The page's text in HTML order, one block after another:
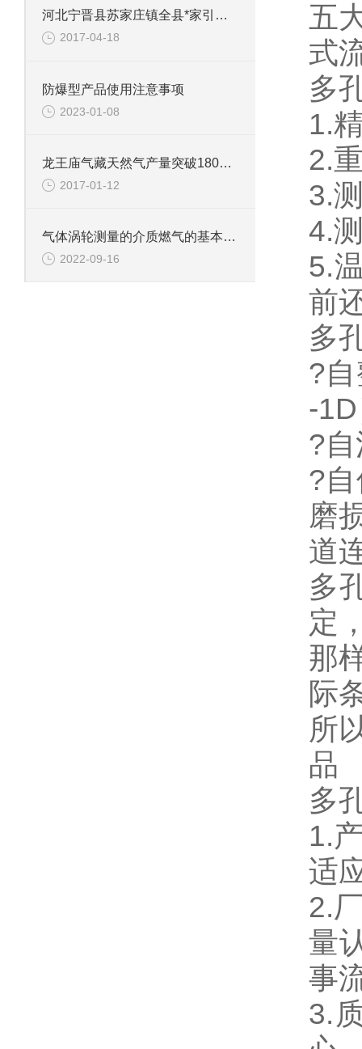
河北宁晋县苏家庄镇全县*家引进天然气利用项目
2017-04-18
防爆型产品使用注意事项
2023-01-08
龙王庙气藏天然气产量突破180亿立方米
2017-01-12
气体涡轮测量的介质燃气的基本特性
2022-09-16
五
式
多
1.
2.
3.
4.
5.
前
多
?
-
?
?
磨
道
多
定
那
际
所
品
多
1.
适
2.
量
事
3.